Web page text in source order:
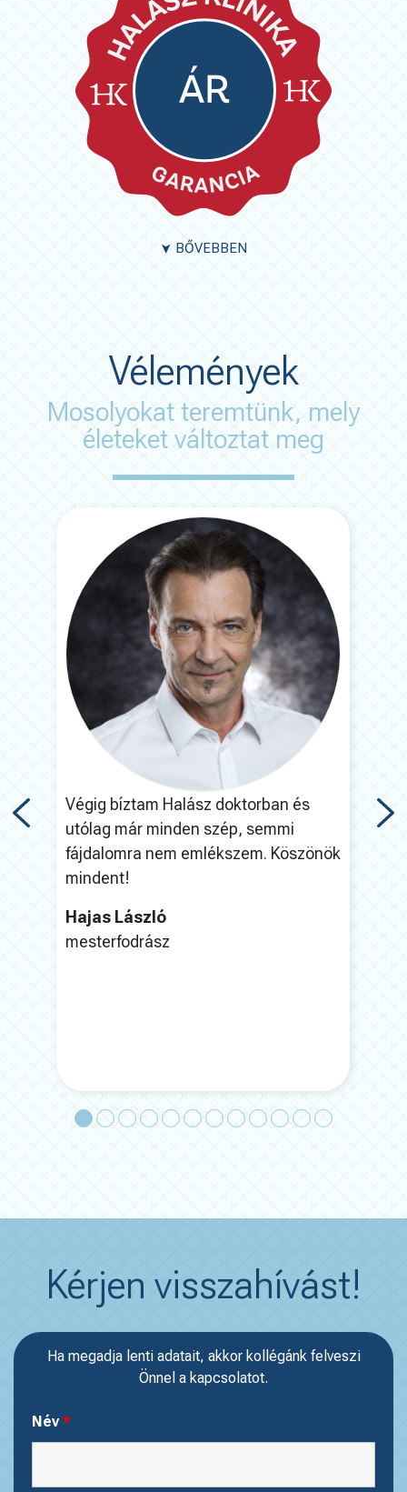
➤ BŐVEBBEN
Vélemények
Mosolyokat teremtünk, mely
életeket változtat meg
és
Végig bíztam Halász doktorban és
utólag már minden szép, semmi
fájdalomra nem emlékszem. Köszönök
mindent!
Hajas László
mesterfodrász
A
Kérjen visszahívást!
Ha megadja lenti adatait, akkor kollégánk felveszi
Önnel a kapcsolatot.
Név *